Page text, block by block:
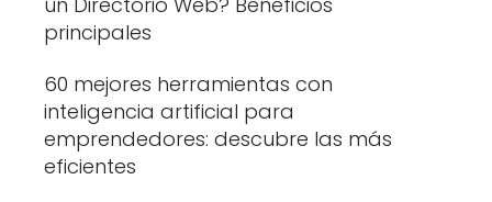
principales
60 mejores herramientas con
inteligencia artificial para
emprendedores: descubre las más
eficientes